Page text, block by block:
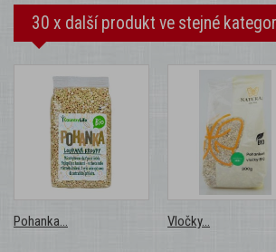
30 x další produkt ve stejné
Pohanka... Vločky...